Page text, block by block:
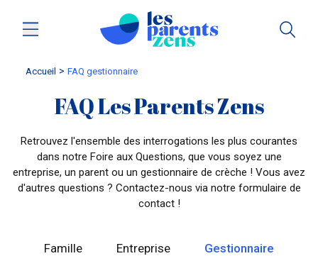
Accueil FAQ gestionnaire
FAQ Les Parents Zens
Retrouvez l'ensemble des interrogations les plus courantes
dans notre Foire aux Questions, que vous soyez une
entreprise, un parent ou un gestionnaire de crèche ! Vous avez
d'autres questions ? Contactez-nous via notre formulaire de
contact !
Famille Entreprise Gestionnaire